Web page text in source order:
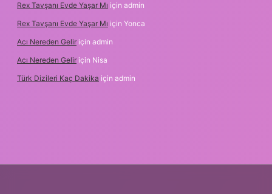
Rex Tavşanı Evde Yaşar Mı için admin
Rex Tavşanı Evde Yaşar Mı için Yonca
Acı Nereden Gelir için admin
Acı Nereden Gelir için Nisa
Türk Dizileri Kaç Dakika için admin